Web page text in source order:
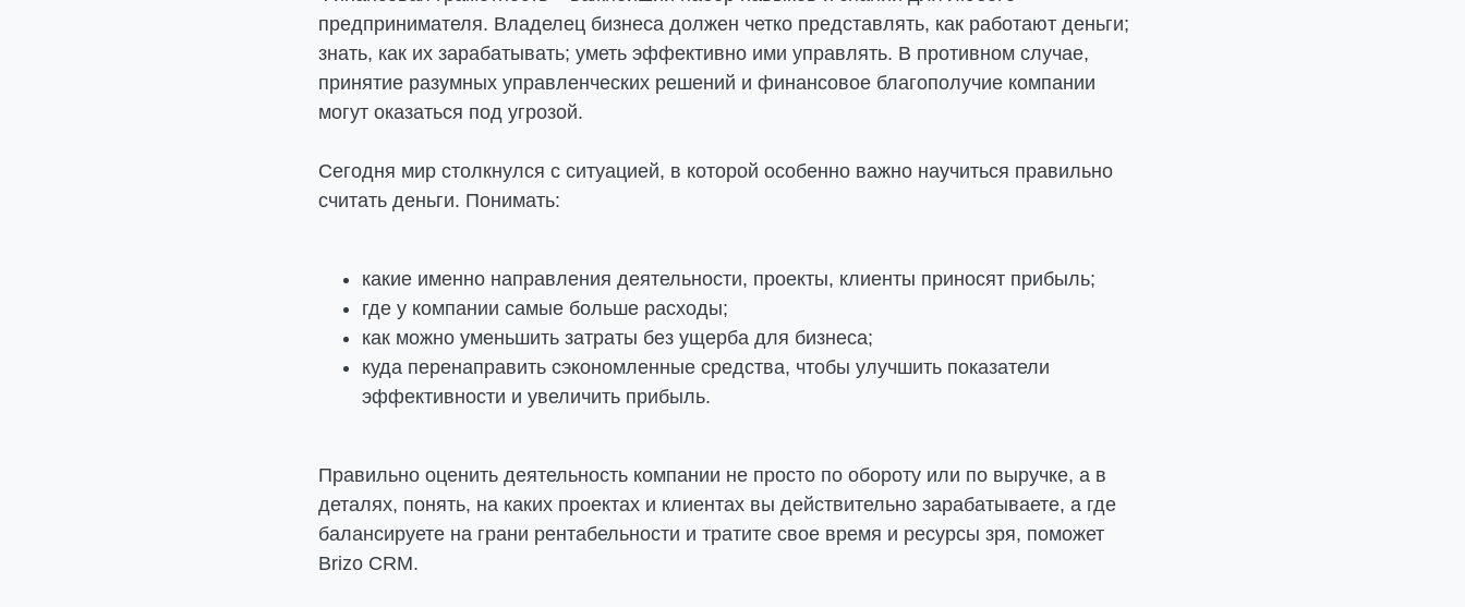
предпринимателя. Владелец бизнеса должен четко представлять, как работают деньги;
знать, как их зарабатывать; уметь эффективно ими управлять. В противном случае,
принятие разумных управленческих решений и финансовое благополучие компании
могут оказаться под угрозой.
Сегодня мир столкнулся с ситуацией, в которой особенно важно научиться правильно
считать деньги. Понимать:
какие именно направления деятельности, проекты, клиенты приносят прибыль;
где у компании самые больше расходы;
как можно уменьшить затраты без ущерба для бизнеса;
куда перенаправить сэкономленные средства, чтобы улучшить показатели
эффективности и увеличить прибыль.
Правильно оценить деятельность компании не просто по обороту или по выручке, а в
деталях, понять, на каких проектах и клиентах вы действительно зарабатываете, а где
балансируете на грани рентабельности и тратите свое время и ресурсы зря, поможет
Brizo CRM.